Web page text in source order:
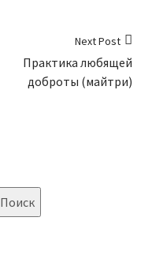
Next Post
Практика любящей
доброты (майтри)
Поиск